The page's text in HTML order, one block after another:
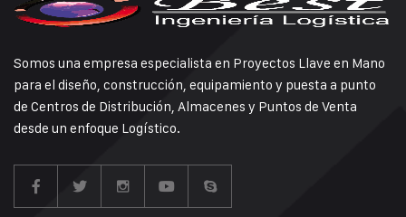
Somos una empresa especialista en Proyectos Llave en Mano
para el diseño, construcción, equipamiento y puesta a punto
de Centros de Distribución, Almacenes y Puntos de Venta
desde un enfoque Logístico.